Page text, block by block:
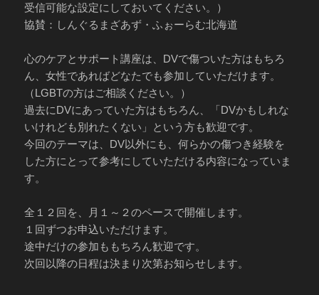
受信可能な設定にしておいてください。）
協賛：しんぐるまざあず・ふぉーらむ北海道
心のケアとサポート講座は、DVで傷ついた方はもちろ
ん、女性であればどなたでも参加していただけます。
（LGBTの方はご相談ください。）
過去にDVにあっていた方はもちろん、「DVかもしれな
いけれども別れたくない」という方も歓迎です。
今回のテーマは、DV以外にも、何らかの傷つき経験を
した方にとって参考にしていただける内容になっていま
す。
全１２回を、月１～２のペースで開催します。
１回ずつお申込いただけます。
途中だけの参加ももちろん歓迎です。
次回以降の日程は決まり次第お知らせします。